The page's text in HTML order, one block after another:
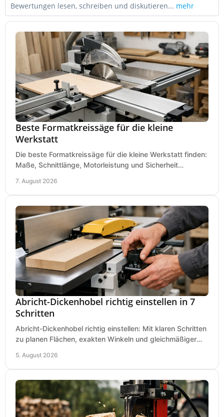
Bewertungen lesen, schreiben und diskutieren... mehr
Beste Formatkreissäge für die kleine
Werkstatt
Die beste Formatkreissäge für die kleine Werkstatt finden:
Maße, Schnittlänge, Motorleistung und Sicherheit
7. August 2026
Abricht-Dickenhobel richtig einstellen in 7
Schritten
Abricht-Dickenhobel richtig einstellen: Mit klaren Schritten
zu planen Flächen, exakten Winkeln und gleichmäßiger
5. August 2026